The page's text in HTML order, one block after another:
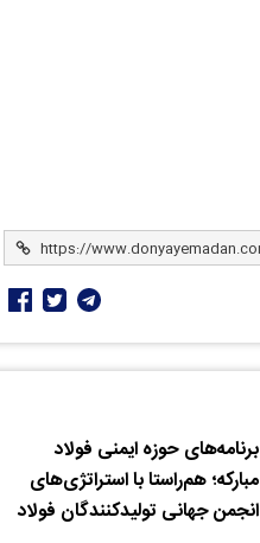
برنامه‌های حوزه ایمنی فولاد
مبارکه؛ هم‌راستا با استراتژی‌های
انجمن جهانی تولیدکنندگان فولاد